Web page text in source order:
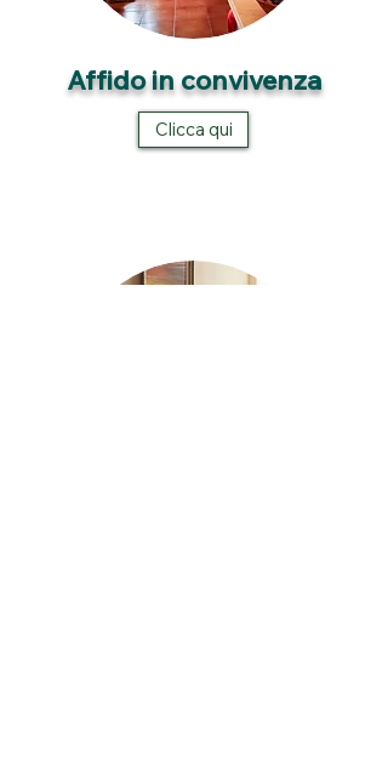
Affido in convivenza
Clicca qui